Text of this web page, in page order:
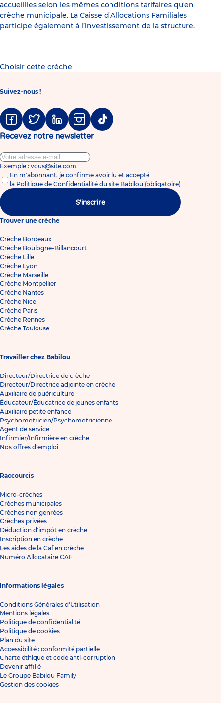
accueillies selon les mêmes conditions tarifaires qu’en
crèche municipale. La Caisse d’Allocations Familiales
participe également à l’investissement de la structure.
Choisir cette crèche
Suivez-nous !
FacebookTwitter LinkedinInstagramTiktok
Recevez notre newsletter
Exemple : vous@site.com
En m'abonnant, je confirme avoir lu et accepté
la Politique de Confidentialité du site Babilou (obligatoire)
S'inscrire
Trouver une crèche
Crèche Bordeaux
Crèche Boulogne-Billancourt
Crèche Lille
Crèche Lyon
Crèche Marseille
Crèche Montpellier
Crèche Nantes
Crèche Nice
Crèche Paris
Crèche Rennes
Crèche Toulouse
Travailler chez Babilou
Directeur/Directrice de crèche
Directeur/Directrice adjointe en crèche
Auxiliaire de puériculture
Éducateur/Éducatrice de jeunes enfants
Auxiliaire petite enfance
Psychomotricien/Psychomotricienne
Agent de service
Infirmier/Infirmière en crèche
Nos offres d'emploi
Raccourcis
Micro-crèches
Crèches municipales
Crèches non genrées
Crèches privées
Déduction d'impôt en crèche
Inscription en crèche
Les aides de la Caf en crèche
Numéro Allocataire CAF
Informations légales
Conditions Générales d'Utilisation
Mentions légales
Politique de confidentialité
Politique de cookies
Plan du site
Accessibilité : conformité partielle
Charte éthique et code anti-corruption
Devenir affilié
Le Groupe Babilou Family
Gestion des cookies